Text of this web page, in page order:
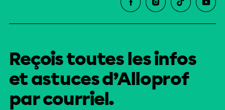
Reçois toutes les infos
et astuces d’Alloprof
par courriel.